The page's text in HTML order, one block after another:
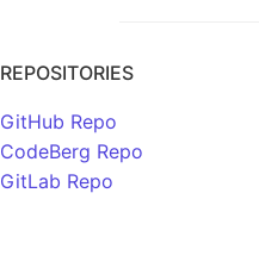
REPOSITORIES
GitHub Repo
CodeBerg Repo
GitLab Repo